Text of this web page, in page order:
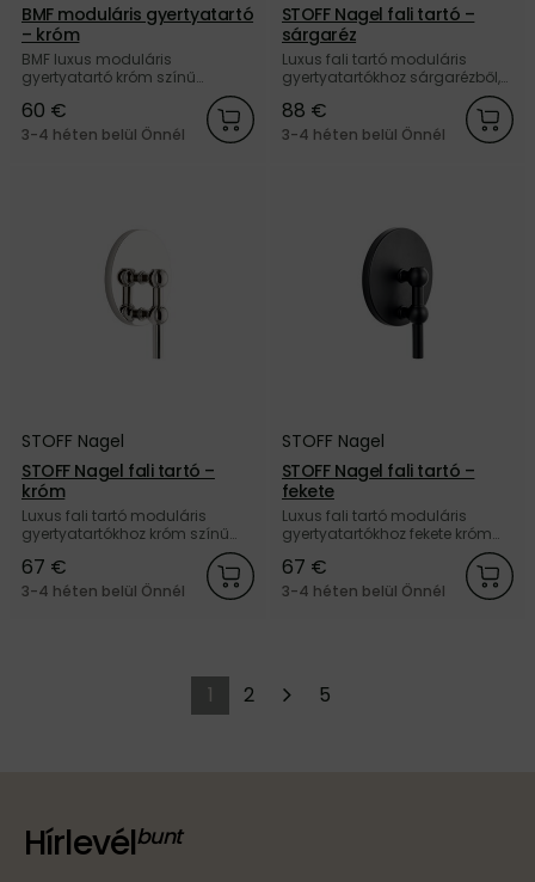
BMF moduláris gyertyatartó
– króm
BMF luxus moduláris
gyertyatartó króm színű
kivitelben, a dán STOFF Nagel
márkától.
60 €
3-4 héten belül Önnél
STOFF Nagel fali tartó –
sárgaréz
Luxus fali tartó moduláris
gyertyatartókhoz sárgarézből,
a dán STOFF Nagel márkától.
88 €
3-4 héten belül Önnél
STOFF Nagel
STOFF Nagel fali tartó –
króm
Luxus fali tartó moduláris
gyertyatartókhoz króm színű
kivitelben, a dán STOFF Nagel
márkától.
67 €
3-4 héten belül Önnél
STOFF Nagel
STOFF Nagel fali tartó –
fekete
Luxus fali tartó moduláris
gyertyatartókhoz fekete króm
kivitelben, a dán STOFF Nagel
márkától.
67 €
3-4 héten belül Önnél
1 2 5
Hírlevél